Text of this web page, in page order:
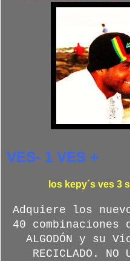
VES- 1 VES +
los kepy´s ves 3
Adquiere los
40 combinaciones
ALGODÓN y su
RECICLADO. NO